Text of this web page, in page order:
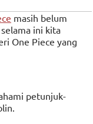
masih belum
ini kita
One Piece yang
petunjuk-